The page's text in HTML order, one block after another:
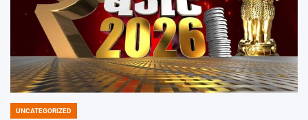
POSTED
UNCATEGORIZED